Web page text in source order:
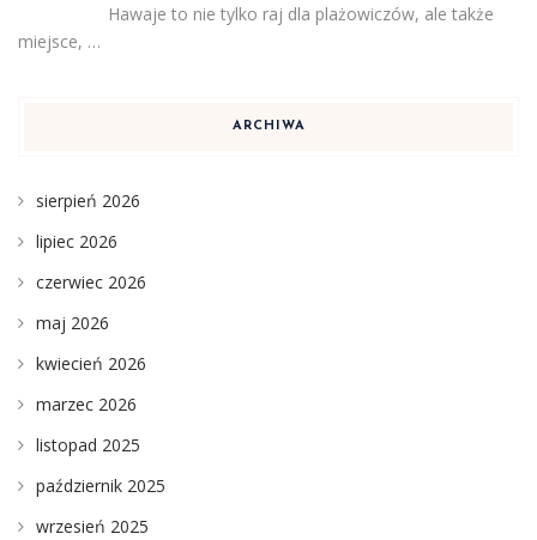
Hawaje to nie tylko raj dla plażowiczów, ale także
miejsce, …
ARCHIWA
sierpień 2026
lipiec 2026
czerwiec 2026
maj 2026
kwiecień 2026
marzec 2026
listopad 2025
październik 2025
wrzesień 2025